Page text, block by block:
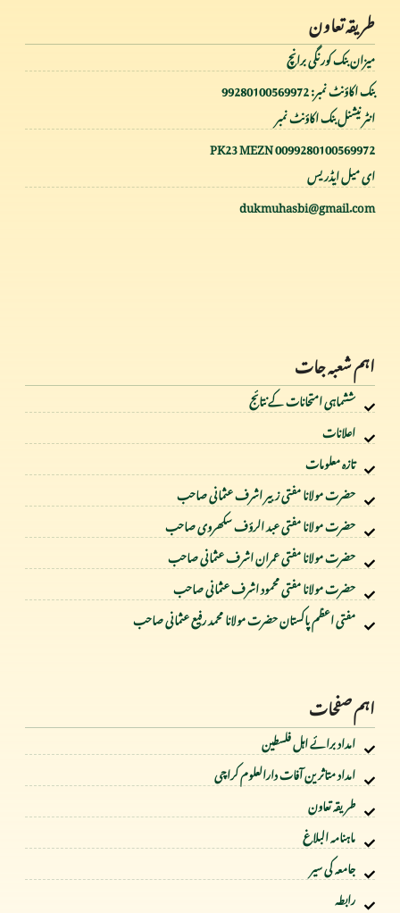
طریقہ تعاون
میزان بنک کورنگی برانچ
بنک اکاؤنٹ نمبر: 99280100569972
انٹر نیشنل بنک اکاؤنٹ نمبر
PK23 MEZN 0099280100569972
ای میل ایڈریس
dukmuhasbi@gmail.com
اہم شعبہ جات
ششماہی امتحانات کے نتائج
اعلانات
تازہ معلومات
حضرت مولانا مفتی زبیر اشرف عثمانی صاحب
حضرت مولانا مفتی عبد الرؤف سکھروی صاحب
حضرت مولانا مفتی عمران اشرف عثمانی صاحب
حضرت مولانا مفتی محمود اشرف عثمانی صاحب
مفتی اعظم پاکستان حضرت مولانا محمد رفیع عثمانی صاحب
اہم صفحات
امداد برائے اہل فلسطین
امداد متاثرین آفات دارالعلوم کراچی
طریقہ تعاون
ماہنامہ البلاغ
جامعہ کی سیر
رابطہ